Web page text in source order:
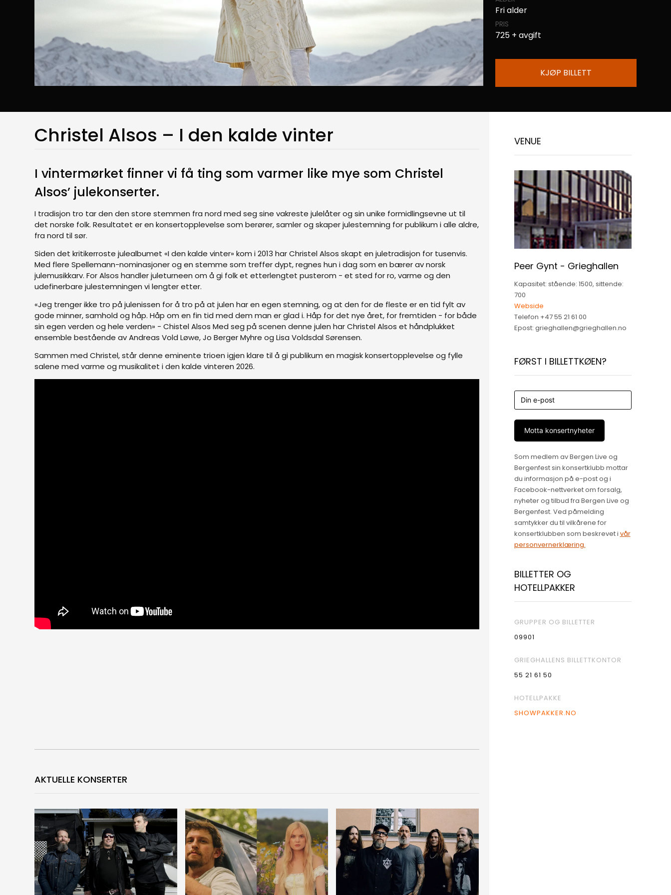
Fri alder
PRIS
725 + avgift
KJØP BILLETT
Christel Alsos – I den kalde vinter
I vintermørket finner vi få ting som varmer like mye som Christel
Alsos’ julekonserter.
I tradisjon tro tar den den store stemmen fra nord med seg sine vakreste julelåter og sin unike formidlingsevne ut til
det norske folk. Resultatet er en konsertopplevelse som berører, samler og skaper julestemning for publikum i alle aldre,
fra nord til sør.
Siden det kritikerroste julealbumet «I den kalde vinter» kom i 2013 har Christel Alsos skapt en juletradisjon for tusenvis.
Med flere Spellemann-nominasjoner og en stemme som treffer dypt, regnes hun i dag som en bærer av norsk
julemusikkarv. For Alsos handler juleturneen om å gi folk et etterlengtet pusterom - et sted for ro, varme og den
udefinerbare julestemningen vi lengter etter.
«Jeg trenger ikke tro på julenissen for å tro på at julen har en egen stemning, og at den for de fleste er en tid fylt av
gode minner, samhold og håp. Håp om en fin tid med dem man er glad i. Håp for det nye året, for fremtiden - for både
sin egen verden og hele verden» - Chistel Alsos Med seg på scenen denne julen har Christel Alsos et håndplukket
ensemble bestående av Andreas Vold Løwe, Jo Berger Myhre og Lisa Voldsdal Sørensen.
Sammen med Christel, står denne eminente trioen igjen klare til å gi publikum en magisk konsertopplevelse og fylle
salene med varme og musikalitet i den kalde vinteren 2026.
AKTUELLE KONSERTER
VENUE
Peer Gynt - Grieghallen
Kapasitet: stående: 1500, sittende:
700
Webside
Telefon +47 55 21 61 00
Epost: grieghallen@grieghallen.no
FØRST I BILLETTKØEN?
Motta konsertnyheter
Som medlem av Bergen Live og
Bergenfest sin konsertklubb mottar
du informasjon på e-post og i
Facebook-nettverket om forsalg,
nyheter og tilbud fra Bergen Live og
Bergenfest. Ved påmelding
samtykker du til vilkårene for
konsertklubben som beskrevet i vår
personvernerklæring.
BILLETTER OG
HOTELLPAKKER
GRUPPER OG BILLETTER
09901
GRIEGHALLENS BILLETTKONTOR
55 21 61 50
HOTELLPAKKE
SHOWPAKKER.NO